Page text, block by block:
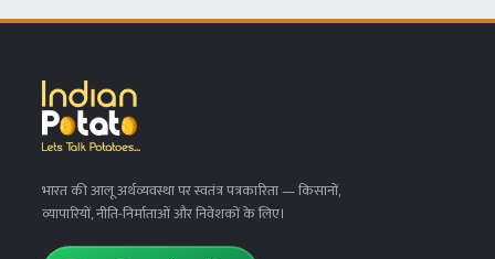
भारत की आलू अर्थव्यवस्था पर स्वतंत्र पत्रकारिता— किसानों,
व्यापारियों, नीति-निर्माताओं और निवेशकों के लिए।